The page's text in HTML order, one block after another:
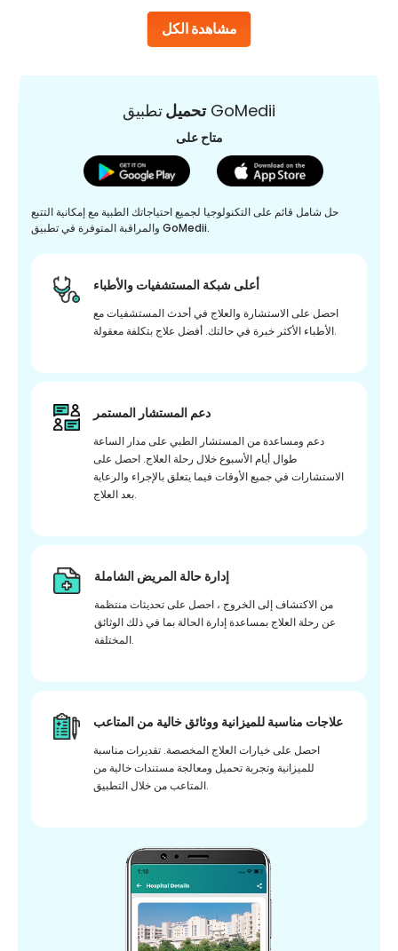
مشاهدة الكل
تحميلتطبيق GoMedii
متاح على
حل شامل قائم على التكنولوجيا لجميع احتياجاتك الطبية مع إمكانية التتبع
والمراقبة المتوفرة في تطبيق GoMedii.
أعلى شبكة المستشفيات والأطباء
احصل على الاستشارة والعلاج في أحدث المستشفيات مع
الأطباء الأكثر خبرة في حالتك. أفضل علاج بتكلفة معقولة.
دعم المستشار المستمر
دعم ومساعدة من المستشار الطبي على مدار الساعة
طوال أيام الأسبوع خلال رحلة العلاج. احصل على
الاستشارات في جميع الأوقات فيما يتعلق بالإجراء والرعاية
بعد العلاج.
إدارة حالة المريض الشاملة
من الاكتشاف إلى الخروج ، احصل على تحديثات منتظمة
عن رحلة العلاج بمساعدة إدارة الحالة بما في ذلك الوثائق
المختلفة.
علاجات مناسبة للميزانية ووثائق خالية من المتاعب
احصل على خيارات العلاج المخصصة. تقديرات مناسبة
للميزانية وتجربة تحميل ومعالجة مستندات خالية من
المتاعب من خلال التطبيق.